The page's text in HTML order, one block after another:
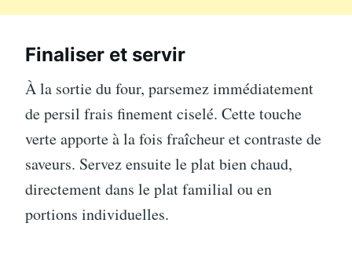
Finaliser et servir
À la sortie du four, parsemez immédiatement
de persil frais finement ciselé. Cette touche
verte apporte à la fois fraîcheur et contraste de
saveurs. Servez ensuite le plat bien chaud,
directement dans le plat familial ou en
portions individuelles.